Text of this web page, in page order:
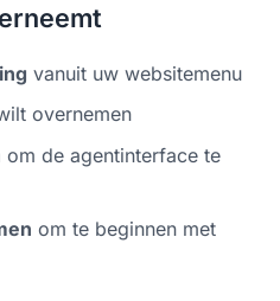
vanuit uw websitemenu
overnemen
om de agentinterface te
om te beginnen met